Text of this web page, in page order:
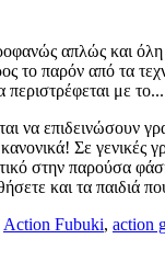
απλώς και
το παρόν από τα
με
να επιδεινώσουν
κανονικά! Σε
στην παρούσα
και τα παιδιά
Action Fubuki, action